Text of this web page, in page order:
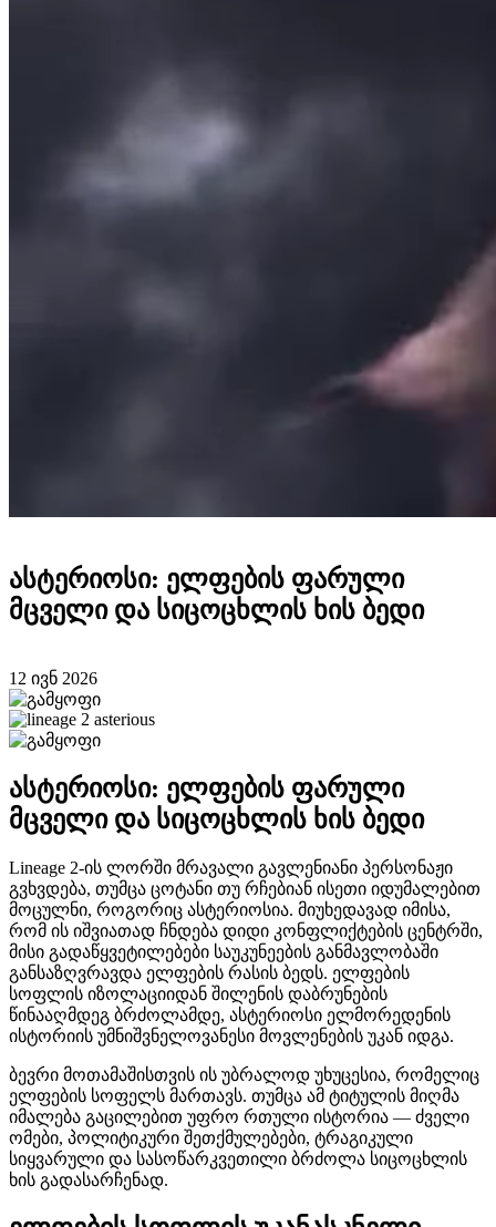
ასტერიოსი: ელფების ფარული
მცველი და სიცოცხლის ხის ბედი
12 ივნ 2026
ასტერიოსი: ელფების ფარული
მცველი და სიცოცხლის ხის ბედი
Lineage 2-ის ლორში მრავალი გავლენიანი პერსონაჟი
გვხვდება, თუმცა ცოტანი თუ რჩებიან ისეთი იდუმალებით
მოცულნი, როგორიც ასტერიოსია. მიუხედავად იმისა,
რომ ის იშვიათად ჩნდება დიდი კონფლიქტების ცენტრში,
მისი გადაწყვეტილებები საუკუნეების განმავლობაში
განსაზღვრავდა ელფების რასის ბედს. ელფების
სოფლის იზოლაციიდან შილენის დაბრუნების
წინააღმდეგ ბრძოლამდე, ასტერიოსი ელმორედენის
ისტორიის უმნიშვნელოვანესი მოვლენების უკან იდგა.
ბევრი მოთამაშისთვის ის უბრალოდ უხუცესია, რომელიც
ელფების სოფელს მართავს. თუმცა ამ ტიტულის მიღმა
იმალება გაცილებით უფრო რთული ისტორია — ძველი
ომები, პოლიტიკური შეთქმულებები, ტრაგიკული
სიყვარული და სასოწარკვეთილი ბრძოლა სიცოცხლის
ხის გადასარჩენად.